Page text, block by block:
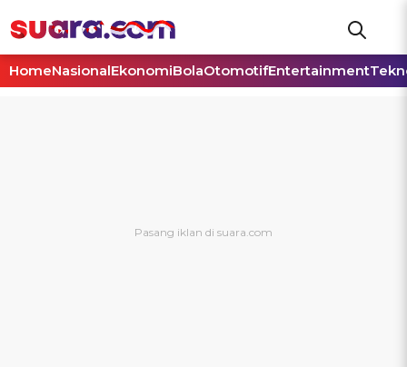
HomeNasionalEkonomiBolaOtomotifEntertainment